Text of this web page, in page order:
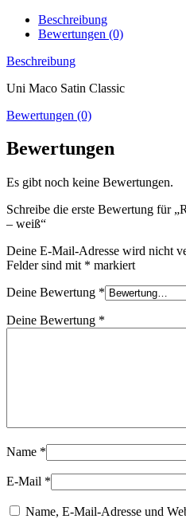
Beschreibung
Bewertungen (0)
Beschreibung
Uni Maco Satin Classic
Bewertungen (0)
Bewertungen
Es gibt noch keine Bewertungen.
Schreibe die erste Bewertung für
– weiß“
Deine E-Mail-Adresse wird nicht
Felder sind mit * markiert
Deine Bewertung *
Deine Bewertung *
Name *
E-Mail *
Name, E-Mail-Adresse und